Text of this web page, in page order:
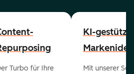
Turbo für Ihre
KI-
Mit unserer